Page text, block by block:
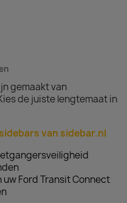
gemaakt van
de juiste lengtemaat in
van sidebar.nl
Ford Transit Connect